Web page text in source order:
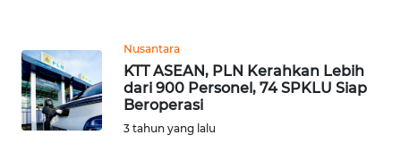
Nusantara
KTT ASEAN, PLN Kerahkan Lebih
dari 900 Personel, 74 SPKLU Siap
Beroperasi
3 tahun yang lalu
WN
RIAU